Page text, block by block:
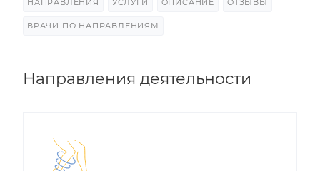
НАПРАВЛЕНИЯ УСЛУГИ ОПИСАНИЕ ОТЗЫВЫ
ВРАЧИ ПО НАПРАВЛЕНИЯМ
Направления деятельности